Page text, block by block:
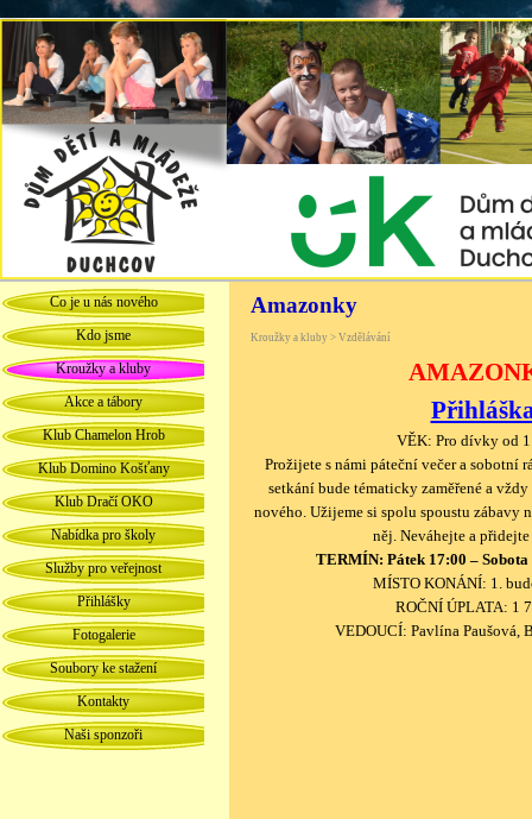
Co je u nás nového
Kdo jsme
Kroužky a kluby
Akce a tábory
Klub Chamelon Hrob
Klub Domino Košťany
Klub Dračí OKO
Nabídka pro školy
Služby pro veřejnost
Přihlášky
Fotogalerie
Soubory ke stažení
Kontakty
Naši sponzoři
Amazonky
Kroužky a kluby > Vzdělávání
VĚK: Pro dívky od
Prožijete s námi páteční večer a sobotní
setkání bude tématicky zaměřené a
nového. Užijeme si spolu spoustu zábavy
něj. Neváhejte a přidejte
TERMÍN: Pátek 17:00 – Sobota
MÍSTO KONÁNÍ: 1.
ROČNÍ ÚPLATA: 1
VEDOUCÍ: Pavlína Paušová,